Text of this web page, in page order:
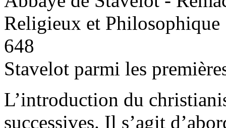
Religieux et Philosophique
648
Stavelot parmi les
L’introduction du
successives. Il s’agit